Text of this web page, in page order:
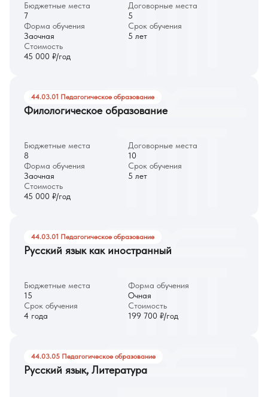
Бюджетные места
7
Договорные места
5
Форма обучения
Заочная
Срок обучения
5 лет
Стоимость
45 000 ₽/год
44.03.01 Педагогическое образование
Филологическое образование
Бюджетные места
8
Договорные места
10
Форма обучения
Заочная
Срок обучения
5 лет
Стоимость
45 000 ₽/год
44.03.01 Педагогическое образование
Русский язык как иностранный
Бюджетные места
15
Форма обучения
Очная
Срок обучения
4 года
Стоимость
199 700 ₽/год
44.03.05 Педагогическое образование
Русский язык, Литература